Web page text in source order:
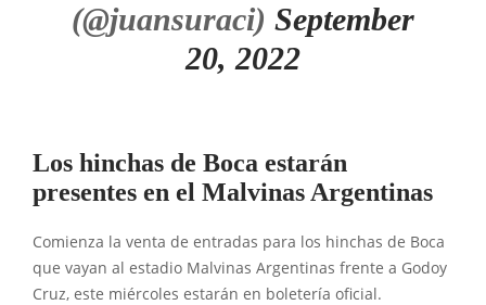
(@juansuraci) September
20, 2022
Los hinchas de Boca estarán
presentes en el Malvinas Argentinas
Comienza la venta de entradas para los hinchas de Boca
que vayan al estadio Malvinas Argentinas frente a Godoy
Cruz, este miércoles estarán en boletería oficial.